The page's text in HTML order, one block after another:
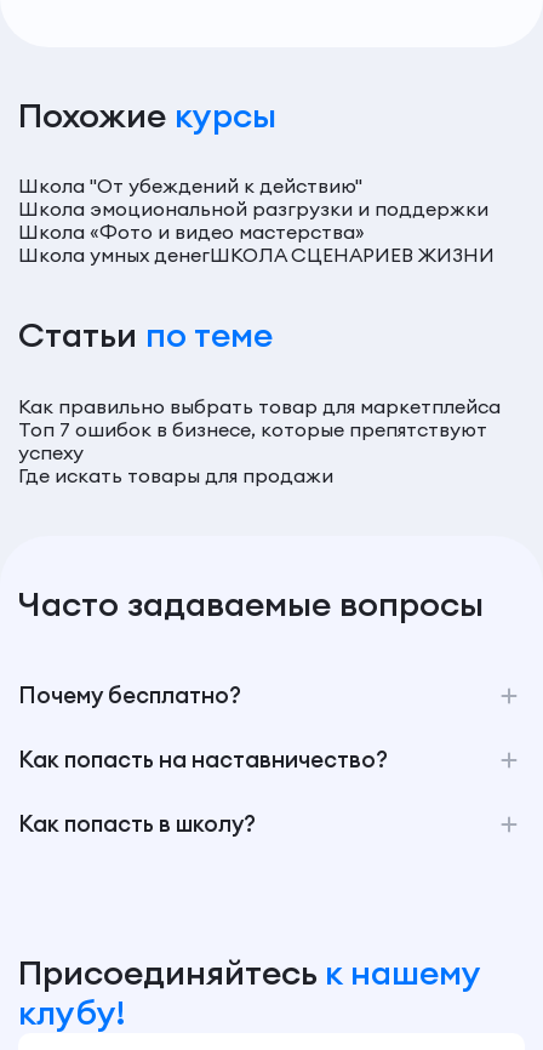
Похожие курсы
Школа "От убеждений к действию"
Школа эмоциональной разгрузки и поддержки
Школа «Фото и видео мастерства»
Школа умных денегШКОЛА СЦЕНАРИЕВ ЖИЗНИ
Статьи по теме
Как правильно выбрать товар для маркетплейса
Топ 7 ошибок в бизнесе, которые препятствуют
успеху
Где искать товары для продажи
Часто задаваемые вопросы
Почему бесплатно?
Как попасть на наставничество?
Как попасть в школу?
Присоединяйтесь к нашему
клубу!